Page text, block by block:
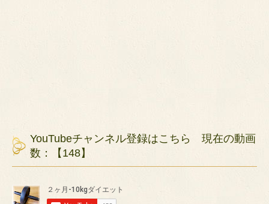
YouTubeチャンネル登録はこちら 現在の動画
数：【148】